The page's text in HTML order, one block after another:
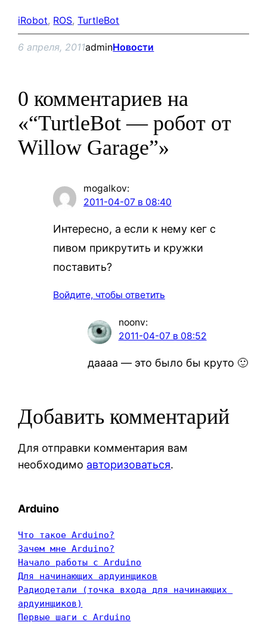
iRobot, ROS, TurtleBot
6 апреля, 2011adminНовости
0 комментариев на
«“TurtleBot — робот от
Willow Garage”»
mogalkov:
2011-04-07 в 08:40
Интересно, а если к нему кег с
пивом прикрутить и кружки
поставить?
Войдите, чтобы ответить
noonv:
2011-04-07 в 08:52
даааа — это было бы круто 🙂
Добавить комментарий
Для отправки комментария вам
необходимо авторизоваться.
Arduino
Что такое Arduino?
Зачем мне Arduino?
Начало работы с Arduino
Для начинающих ардуинщиков
Радиодетали (точка входа для начинающих
ардуинщиков)
Первые шаги с Arduino